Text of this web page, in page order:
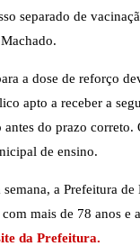
separado de
a dose de reforço
apto a receber a
do prazo
de ensino.
semana, a Prefeitura
mais de 78 anos
da Prefeitura.